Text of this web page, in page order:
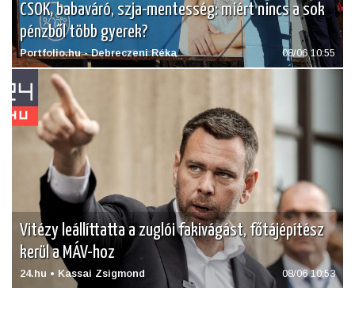
CSOK, babaváró, szja-mentesség: miért nincs a sok
pénzből több gyerek?
Portfolio.hu - Debreczeni Réka 08/06 10:55
Vitézy leállíttatta a zuglói fakivágást, főtájépítész
kerül a MÁV-hoz
24.hu • Kassai Zsigmond 08/06 10:53